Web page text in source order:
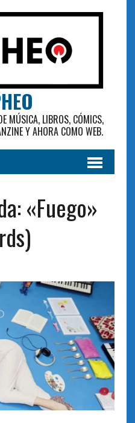
MÚSICA, LIBROS, CÓMICS,
Y AHORA COMO WEB.
«Fuego»